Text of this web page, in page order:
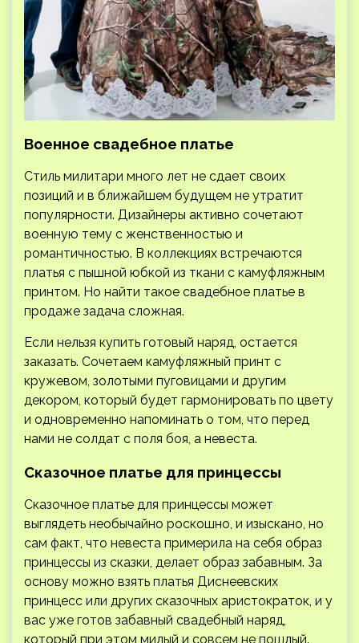
Военное свадебное платье
Стиль милитари много лет не сдает своих
позиций и в ближайшем будущем не утратит
популярности. Дизайнеры активно сочетают
военную тему с женственностью и
романтичностью. В коллекциях встречаются
платья с пышной юбкой из ткани с камуфляжным
принтом. Но найти такое свадебное платье в
продаже задача сложная.
Если нельзя купить готовый наряд, остается
заказать. Сочетаем камуфляжный принт с
кружевом, золотыми пуговицами и другим
декором, который будет гармонировать по цвету
и одновременно напоминать о том, что перед
нами не солдат с поля боя, а невеста.
Сказочное платье для принцессы
Сказочное платье для принцессы может
выглядеть необычайно роскошно, и изыскано, но
сам факт, что невеста примерила на себя образ
принцессы из сказки, делает образ забавным. За
основу можно взять платья Диснеевских
принцесс или других сказочных аристократок, и у
вас уже готов забавный свадебный наряд,
который при этом милый и совсем не пошлый.